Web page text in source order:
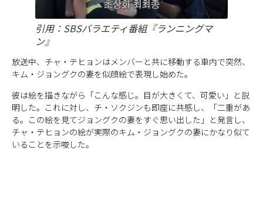
引用：SBSバラエティ番組『ランニングマ
ン』
放送中、チャ・テヒョンはメンバーと共に移動する車内で突然、
キム・ジョングクの妻を似顔絵で表現し始めた。
彼は絵を描きながら「こんな感じ。目が大きくて、可愛い」と説
明した。これに対し、チ・ソクジンも即座に共感し、「二重があ
る。この絵を見てジョングクの妻をすぐ思い出した」と発言し、
チャ・テヒョンの絵が実際のキム・ジョングクの妻にかなり似て
いることを示唆した。